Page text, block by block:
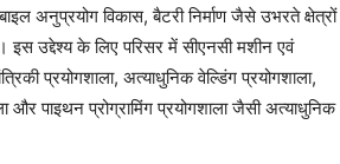
अनुप्रयोग विकास, बैटरी निर्माण जैसे उभरते क्षेत्रों
इस उद्देश्य के लिए परिसर में सीएनसी मशीन एवं
प्रयोगशाला, अत्याधुनिक वेल्डिंग प्रयोगशाला,
और पाइथन प्रोग्रामिंग प्रयोगशाला जैसी अत्याधुनिक